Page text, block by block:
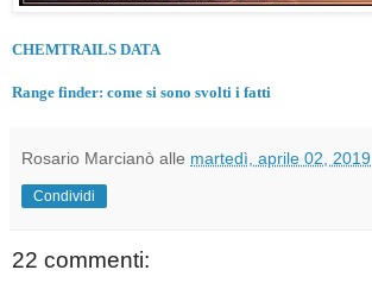
CHEMTRAILS DATA
Range finder: come si sono svolti i fatti
Rosario Marcianò alle martedì, aprile 02, 2019
Condividi
22 commenti: